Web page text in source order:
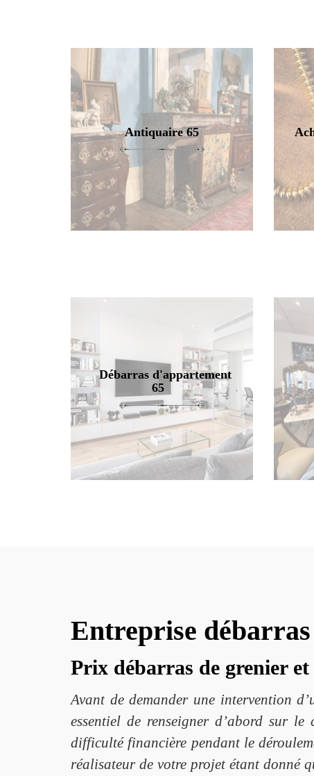
Antiquaire 65
Débarras d'appartement
65
Entreprise
Prix débarras de grenier et
Avant de demander une intervention
essentiel de renseigner d’abord sur
difficulté financière pendant le
réalisateur de votre projet étant donné